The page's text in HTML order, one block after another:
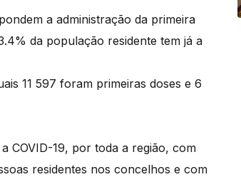
a administração da primeira
da população residente tem já a
11 597 foram primeiras doses e 6
COVID-19, por toda a região, com
residentes nos concelhos e com